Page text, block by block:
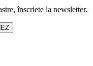
înscriete la newsletter.